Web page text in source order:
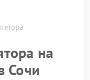
на
Сочи